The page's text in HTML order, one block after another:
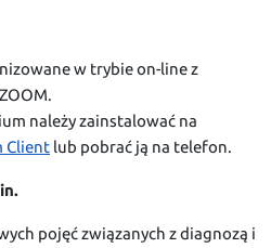
w trybie on-line z
należy zainstalować na
Client lub pobrać ją na telefon.
pojęć związanych z diagnozą i